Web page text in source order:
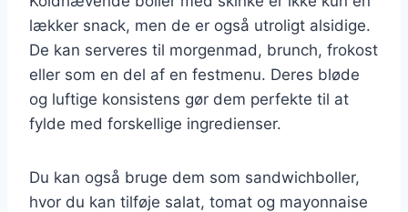
lækker snack, men de er også utroligt alsidige.
De kan serveres til morgenmad, brunch, frokost
eller som en del af en festmenu. Deres bløde
og luftige konsistens gør dem perfekte til at
fylde med forskellige ingredienser.
Du kan også bruge dem som sandwichboller,
hvor du kan tilføje salat, tomat og mayonnaise